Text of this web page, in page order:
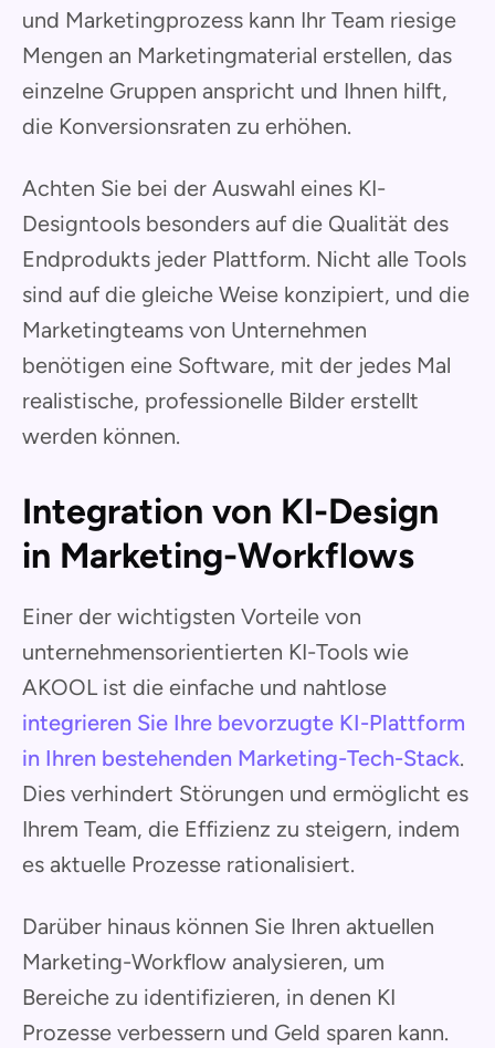
und Marketingprozess kann Ihr Team riesige
Mengen an Marketingmaterial erstellen, das
einzelne Gruppen anspricht und Ihnen hilft,
die Konversionsraten zu erhöhen.
Achten Sie bei der Auswahl eines KI-
Designtools besonders auf die Qualität des
Endprodukts jeder Plattform. Nicht alle Tools
sind auf die gleiche Weise konzipiert, und die
Marketingteams von Unternehmen
benötigen eine Software, mit der jedes Mal
realistische, professionelle Bilder erstellt
werden können.
Integration von KI-Design
in Marketing-Workflows
Einer der wichtigsten Vorteile von
unternehmensorientierten KI-Tools wie
AKOOL ist die einfache und nahtlose
integrieren Sie Ihre bevorzugte KI-Plattform
in Ihren bestehenden Marketing-Tech-Stack.
Dies verhindert Störungen und ermöglicht es
Ihrem Team, die Effizienz zu steigern, indem
es aktuelle Prozesse rationalisiert.
Darüber hinaus können Sie Ihren aktuellen
Marketing-Workflow analysieren, um
Bereiche zu identifizieren, in denen KI
Prozesse verbessern und Geld sparen kann.